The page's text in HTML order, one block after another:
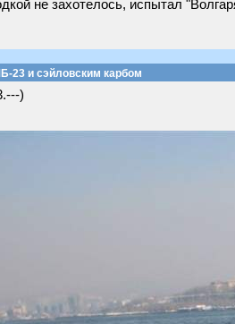
не захотелось, испытал
23 и сэйловским карбом
)